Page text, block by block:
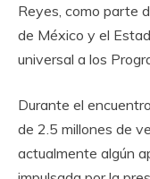
Reyes, como parte
de México y el
universal a los
Durante el
de 2.5 millones de
actualmente algún